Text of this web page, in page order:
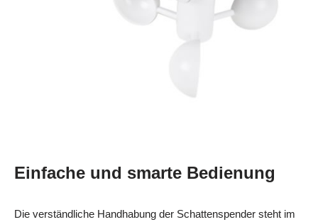
Einfache und smarte Bedienung
Die verständliche Handhabung der Schattenspender steht im